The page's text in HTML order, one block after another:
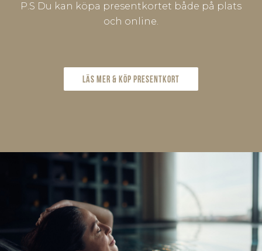
P.S Du kan köpa presentkortet både på plats
och online.
Läs mer & köp presentkort